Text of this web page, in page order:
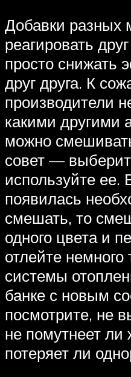
Добавки разных
реагировать
просто снижать
друг друга. К
производители
какими другими
можно
совет —
используйте ее.
появилась
смешать, то
одного цвета и
отлейте немного
системы
банке с новым
посмотрите, не
не помутнеет ли
потеряет ли